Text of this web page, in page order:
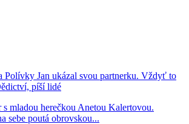
Polívky Jan ukázal svou partnerku. Vždyť to
píší lidé
mladou herečkou Anetou Kalertovou.
sebe poutá obrovskou...